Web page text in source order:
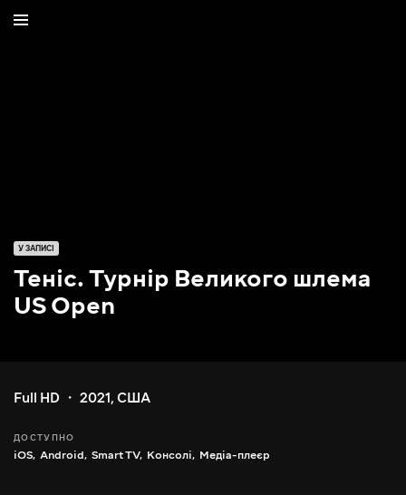
У ЗАПИСІ
Теніс. Турнір Великого шлема
US Open
Full HD 2021, США
ДОСТУПНО
iOS, Android, Smart TV, Консолі, Медіа-плеєр